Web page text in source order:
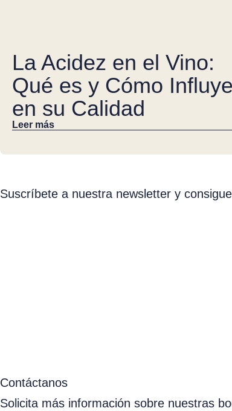
La Acidez en el Vino:
Qué es y Cómo Influye
en su Calidad
Leer más
Suscríbete a nuestra newsletter y
Contáctanos
Solicita más información sobre nuestras